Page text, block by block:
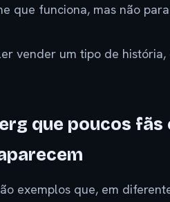
que funciona, mas não
vender um tipo de história,
que poucos fãs
exemplos que, em